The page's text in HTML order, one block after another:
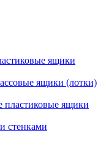
ящики
ящики (лотки)
ящики
стенками